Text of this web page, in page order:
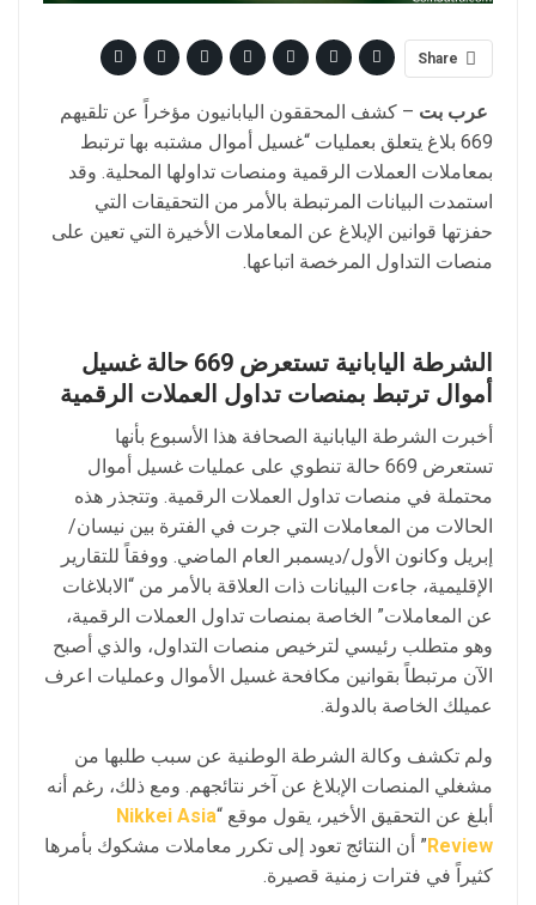
Share
عرب بت – كشف المحققون اليابانيون مؤخراً عن تلقيهم
669 بلاغ يتعلق بعمليات “غسيل أموال مشتبه بها ترتبط
بمعاملات العملات الرقمية ومنصات تداولها المحلية. وقد
استمدت البيانات المرتبطة بالأمر من التحقيقات التي
حفزتها قوانين الإبلاغ عن المعاملات الأخيرة التي تعين على
منصات التداول المرخصة اتباعها.
الشرطة اليابانية تستعرض 669 حالة غسيل
أموال ترتبط بمنصات تداول العملات الرقمية
أخبرت الشرطة اليابانية الصحافة هذا الأسبوع بأنها
تستعرض 669 حالة تنطوي على عمليات غسيل أموال
محتملة في منصات تداول العملات الرقمية. وتتجذر هذه
الحالات من المعاملات التي جرت في الفترة بين نيسان/
إبريل وكانون الأول/ديسمبر العام الماضي. ووفقاً للتقارير
الإقليمية، جاءت البيانات ذات العلاقة بالأمر من “الابلاغات
عن المعاملات” الخاصة بمنصات تداول العملات الرقمية،
وهو متطلب رئيسي لترخيص منصات التداول، والذي أصبح
الآن مرتبطاً بقوانين مكافحة غسيل الأموال وعمليات اعرف
عميلك الخاصة بالدولة.
ولم تكشف وكالة الشرطة الوطنية عن سبب طلبها من
مشغلي المنصات الإبلاغ عن آخر نتائجهم. ومع ذلك، رغم أنه
أبلغ عن التحقيق الأخير، يقول موقع “Nikkei Asia
Review ” أن النتائج تعود إلى تكرر معاملات مشكوك بأمرها
كثيراً في فترات زمنية قصيرة.